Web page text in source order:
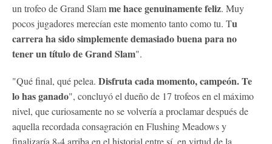
un trofeo de Grand Slamme hace genuinamente feliz. Muy
pocos jugadores merecían este momento tanto como tu. Tu
carrera ha sido simplemente demasiado buena para no
tener un título de Grand Slam".
"Qué final, qué pelea. Disfruta cada momento, campeón. Te
lo has ganado", concluyó el dueño de 17 trofeos en el máximo
nivel, que curiosamente no se volvería a proclamar después de
aquella recordada consagración en Flushing Meadows y
finalizaría 8-4 arriba en el historial entre sí, en virtud de la